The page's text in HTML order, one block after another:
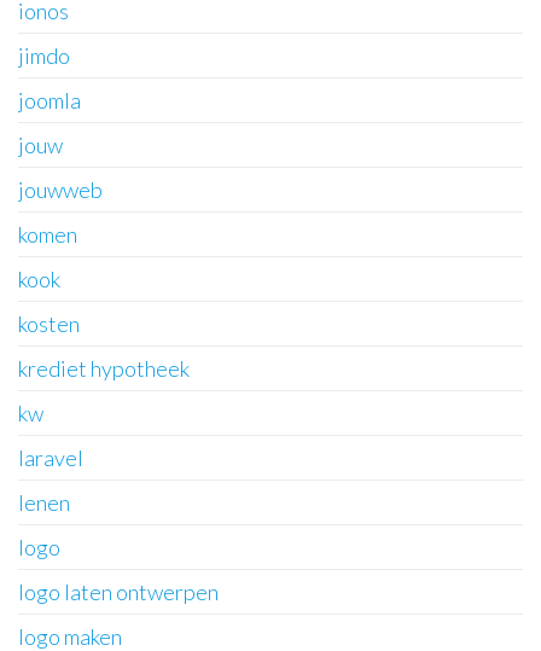
ionos
jimdo
joomla
jouw
jouwweb
komen
kook
kosten
krediet hypotheek
kw
laravel
lenen
logo
logo laten ontwerpen
logo maken